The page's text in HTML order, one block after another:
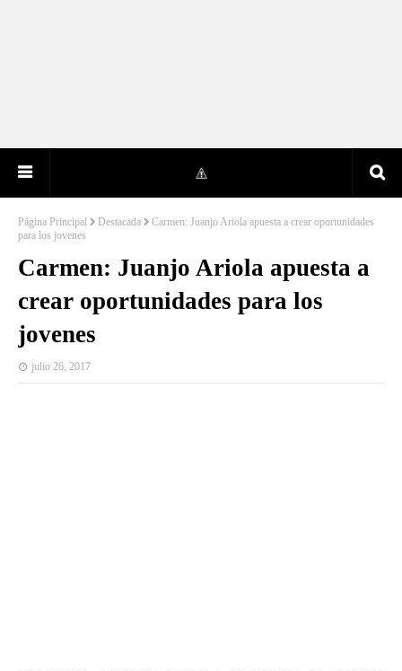
Página Principal Destacada
Carmen: Juanjo Ariola apuesta a crear oportunidades
para los jovenes
Carmen: Juanjo Ariola apuesta a
crear oportunidades para los
jovenes
julio 26, 2017